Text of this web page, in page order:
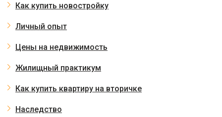
Как купить новостройку
Личный опыт
Цены на недвижимость
Жилищный практикум
Как купить квартиру на вторичке
Наследство